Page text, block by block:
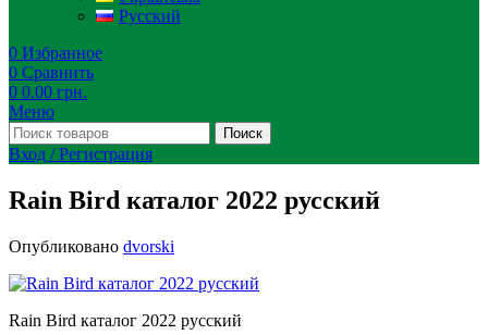
Русский
0 Избранное
0 Сравнить
0 0.00 грн.
Меню
Поиск
Вход / Регистрация
Rain Bird каталог 2022 русский
Опубликовано dvorski
Rain Bird каталог 2022 русский